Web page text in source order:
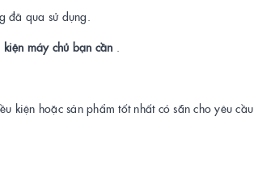
đã qua sử dụng.
máy chủ bạn cần
kiện hoặc sản phẩm tốt nhất có sẵn cho yêu cầu